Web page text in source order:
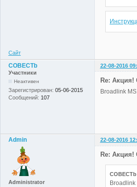
Сайт
COBECTb
22-08-2016
Участники
Неактивен
Зарегистрирован: 05-06-2015
Сообщений: 107
Re:
Broadlink
Admin 22-08-2016
Administrator
Re:
Broadlink